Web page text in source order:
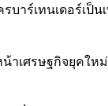
บาร์เทนเดอร์เป็น
เศรษฐกิจยุคใหม่